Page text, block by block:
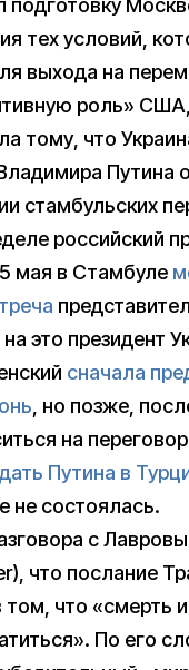
подготовку
тех условий,
выхода на
роль»
тому, что
Путина о
стамбульских
российский
мая в Стамбуле
это президент
сначала
, но позже,
на
Путина в
не состоялась.
с
что послание
что «смерть
По его